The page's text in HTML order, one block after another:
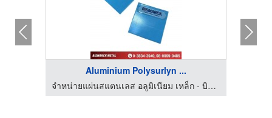
Aluminium Polysurlyn ...
จำหน่ายแผ่นสแตนเลส อลูมิเนียม เหล็ก - บิสมาร์ค เมทัล